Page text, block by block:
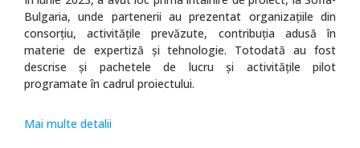
Bulgaria, unde partenerii au prezentat organizațiile din
consorțiu, activitățile prevăzute, contribuția adusă în
materie de expertiză și tehnologie. Totodată au fost
descrise și pachetele de lucru și activitățile pilot
programate în cadrul proiectului.
Mai multe detalii